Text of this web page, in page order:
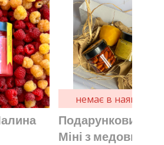
немає в наявності
Подарунковий
Міні з медовими